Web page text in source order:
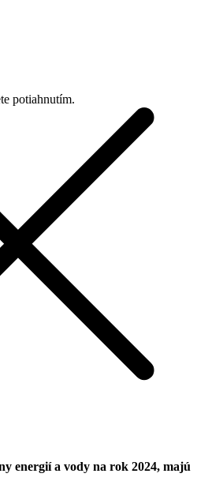
potiahnutím.
energií a vody na rok 2024, majú